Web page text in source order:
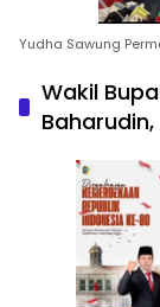
Yudha Sawung
Wakil
Baharudin,